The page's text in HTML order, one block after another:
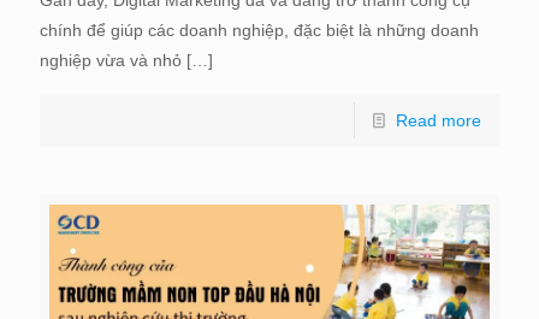
chính để giúp các doanh nghiệp, đặc biệt là những doanh
nghiệp vừa và nhỏ […]
Read more